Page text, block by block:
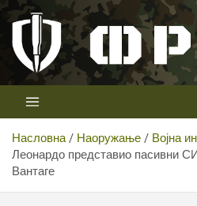
Скип
цонтент
Телевизија
Први војни канал у Србији
Насловна Наоружање
Војна
Леонардо представио пасивни
Вантаге